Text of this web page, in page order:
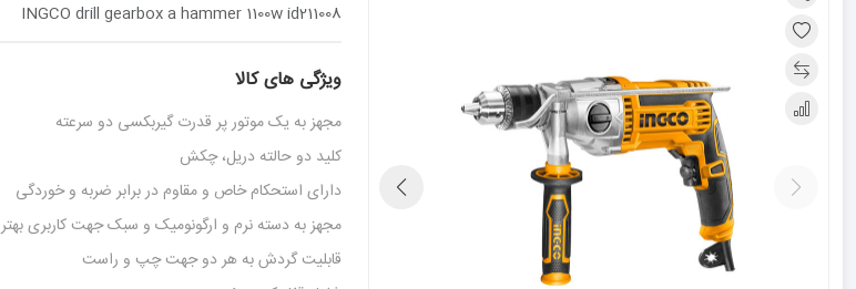
INGCO drill gearbox a hammer 1100w id211008
ویژگی های کالا
مجهز به یک موتور پر قدرت گیربکسی دو سرعته
کلید دو حالته دریل، چکش
دارای استحکام خاص و مقاوم در برابر ضربه و خوردگی
مجهز به دسته نرم و ارگونومیک و سبک جهت کاربری بهتر
قابلیت گردش به هر دو جهت چپ و راست